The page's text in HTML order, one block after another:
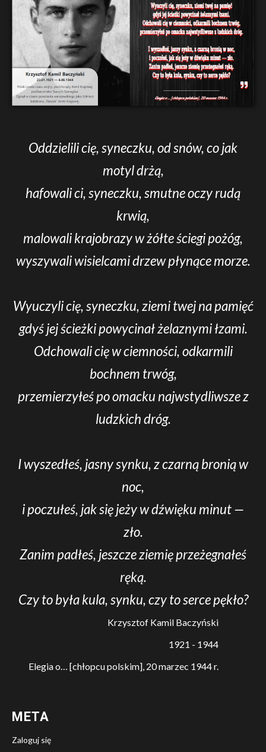
Oddzielili cię, syneczku, od snów, co jak
motyl drżą,
hafowali ci, syneczku, smutne oczy rudą
krwią,
malowali krajobrazy w żółte ściegi pożóg,
wyszywali wisielcami drzew płynące morze.
Wyuczyli cię, syneczku, ziemi twej na pamięć
gdyś jej ścieżki powycinał żelaznymi łzami.
Odchowali cię w ciemności, odkarmili
bochnem trwóg,
przemierzyłeś po omacku najwstydliwsze z
ludzkich dróg.
I wyszedłeś, jasny synku, z czarną bronią w
noc,
i poczułeś, jak się jeży w dźwięku minut —
zło.
Zanim padłeś, jeszcze ziemię przeżegnałeś
ręką.
Czy to była kula, synku, czy to serce pękło?
Krzysztof Kamil Baczyński
1921 - 1944
Elegia o… [chłopcu polskim], 20 marzec 1944 r.
META
Zaloguj się